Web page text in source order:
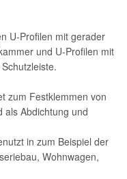
U-Profilen mit gerader
und U-Profilen mit
zum Festklemmen von
als Abdichtung und
in zum Beispiel der
Wohnwagen,